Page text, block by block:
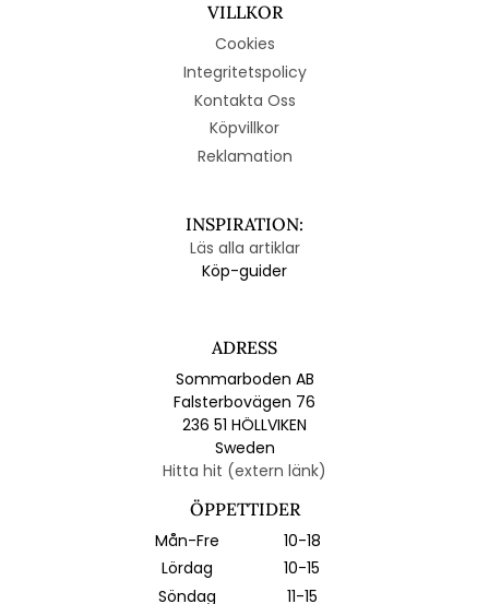
VILLKOR
Cookies
Integritetspolicy
Kontakta Oss
Köpvillkor
Reklamation
INSPIRATION:
Läs alla artiklar
Köp-guider
ADRESS
Sommarboden AB
Falsterbovägen 76
236 51 HÖLLVIKEN
Sweden
Hitta hit (extern länk)
ÖPPETTIDER
Mån-Fre
10-18
Lördag
10-15
Söndag
11-15